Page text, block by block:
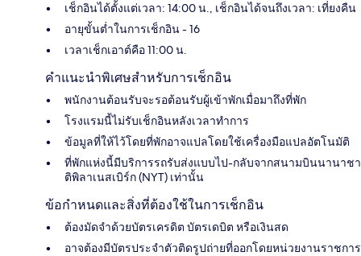
เช็กอินได้ตั้งแต่เวลา: 14:00 น., เช็กอินได้จนถึงเวลา: เที่ยงคืน
อายุขั้นต่ำในการเช็กอิน - 16
เวลาเช็กเอาต์คือ 11:00 น.
คำแนะนำพิเศษสำหรับการเช็กอิน
พนักงานต้อนรับจะรอต้อนรับผู้เข้าพักเมื่อมาถึงที่พัก
โรงแรมนี้ไม่รับเช็กอินหลังเวลาทำการ
ข้อมูลที่ให้ไว้โดยที่พักอาจแปลโดยใช้เครื่องมือแปลอัตโนมัติ
ที่พักแห่งนี้มีบริการรถรับส่งแบบไป-กลับจากสนามบินนานาชา
ติพิลาเนสเบิร์ก (NYT) เท่านั้น
ข้อกำหนดและสิ่งที่ต้องใช้ในการเช็กอิน
ต้องมัดจำด้วยบัตรเครดิต บัตรเดบิต หรือเงินสด
อาจต้องมีบัตรประจำตัวติดรูปถ่ายที่ออกโดยหน่วยงานราชการ